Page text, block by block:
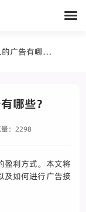
APP开发个人能接入的广告有哪些？
哪些？
：2298
盈利方式。本文将
及如何进行广告接